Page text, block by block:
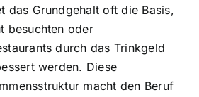
das Grundgehalt oft die Basis,
besuchten oder
durch das Trinkgeld
werden. Diese
macht den Beruf